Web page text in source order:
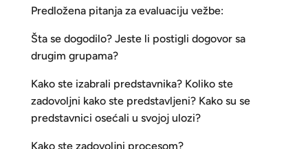
Predložena pitanja za evaluaciju vežbe:
Šta se dogodilo? Jeste li postigli dogovor sa
drugim grupama?
Kako ste izabrali predstavnika? Koliko ste
zadovoljni kako ste predstavljeni? Kako su se
predstavnici osećali u svojoj ulozi?
Kako ste zadovoljni procesom?